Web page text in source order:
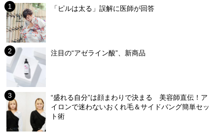
「ピルは太る」誤解に医師が回答
注目の“アゼライン酸”、新商品
“盛れる自分”は顔まわりで決まる 美容師直伝！ア
イロンで迷わないおくれ毛＆サイドバング簡単セッ
ト術